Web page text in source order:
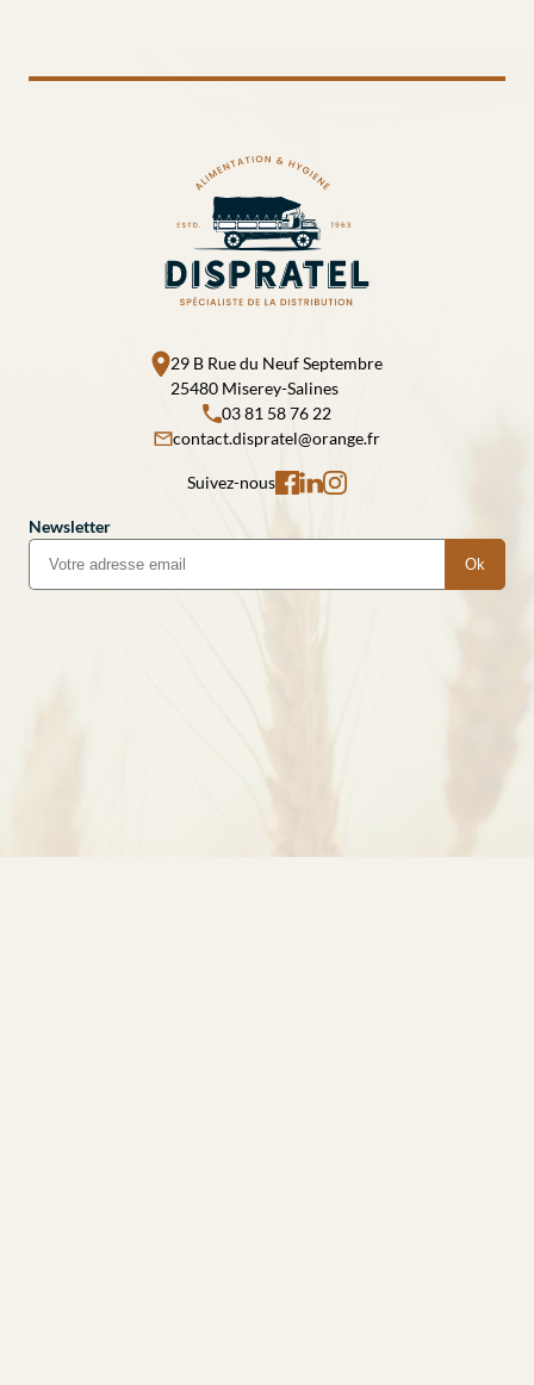
29 B Rue du Neuf Septembre
25480 Miserey-Salines
03 81 58 76 22
contact.dispratel@orange.fr
Suivez-nous
Newsletter
Ok